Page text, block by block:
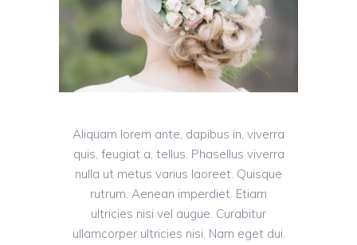
Aliquam lorem ante, dapibus in, viverra
quis, feugiat a, tellus. Phasellus viverra
nulla ut metus varius laoreet. Quisque
rutrum. Aenean imperdiet. Etiam
ultricies nisi vel augue. Curabitur
ullamcorper ultricies nisi. Nam eget dui.